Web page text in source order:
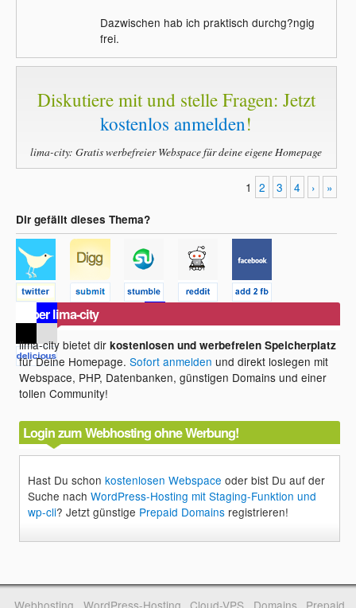
Dazwischen hab ich praktisch durchg?ngig
frei.
Diskutiere mit und stelle Fragen: Jetzt
kostenlos anmelden!
lima-city: Gratis werbefreier Webspace für deine eigene Homepage
1 2 3 4 › »
Dir gefällt dieses Thema?
Über lima-city
lima-city bietet dirkostenlosen und werbefreien Speicherplatz
für Deine Homepage.Sofort anmelden und direkt loslegen mit
Webspace, PHP, Datenbanken, günstigen Domains und einer
tollen Community!
Login zum Webhosting ohne Werbung!
Hast Du schonkostenlosen Webspace oder bist Du auf der
Suche nachWordPress-Hosting mit Staging-Funktion und
wp-cli? Jetzt günstige Prepaid Domains registrieren!
Webhosting WordPress-Hosting Cloud-VPS Domains Prepaid